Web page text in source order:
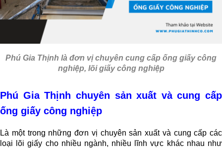
Phú Gia Thịnh là đơn vị chuyên cung cấp ống giấy công
nghiệp, lõi giấy công nghiệp
Phú Gia Thịnh chuyên sản xuất và cung cấp
ống giấy công nghiệp
Là một trong những đơn vị chuyên sản xuất và cung cấp các
loại lõi giấy cho nhiều ngành, nhiều lĩnh vực khác nhau như